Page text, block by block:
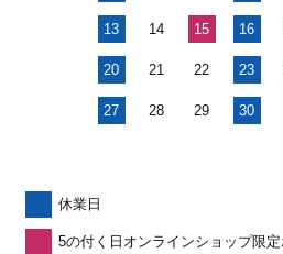
13 14 15 16
20 21 22 23
27 28 29 30
休業日
5の付く日オンラインショップ限